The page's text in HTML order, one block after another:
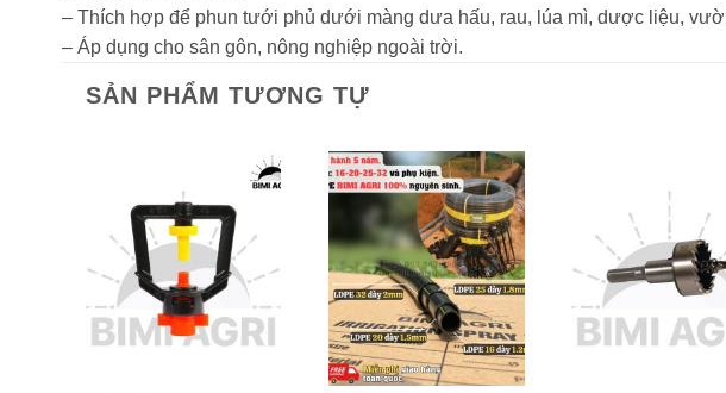
– Thích hợp để phun tưới phủ dưới màng dưa hấu, rau, lúa mì, dược liệu,
– Áp dụng cho sân gôn, nông nghiệp ngoài trời.
SẢN PHẨM TƯƠNG TỰ